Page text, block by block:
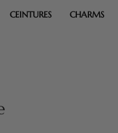
CEINTURES CHARMS